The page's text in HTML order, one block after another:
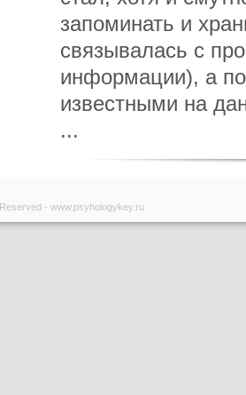
запоминать и
связывалась с
информации), а
известными на
...
- www.psyhologykey.ru